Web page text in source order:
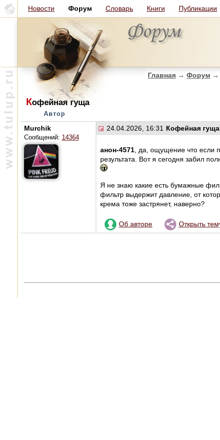
Новости Форум Словарь Книги Публикации
Главная → Форум →
Кофейная гуща
Автор
Murchik
Сообщений: 14364
24.04.2026, 16:31 Кофейная гуща
анон-4571, да, ощущение что если
результата. Вот я сегодня забил
Я не знаю какие есть бумажные
фильтр выдержит давление, от
крема тоже застрянет, наверно?
Об авторе Открыть